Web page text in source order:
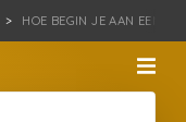
HOE BEGIN JE AAN EEN